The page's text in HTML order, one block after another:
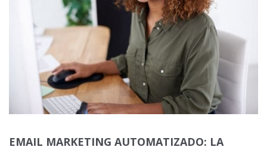
EMAIL MARKETING AUTOMATIZADO: LA